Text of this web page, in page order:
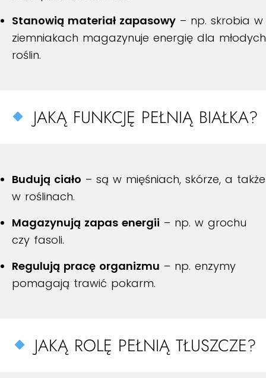
Stanowią materiał zapasowy – np. skrobia w
ziemniakach magazynuje energię dla młodych
roślin.
JAKĄ FUNKCJĘ PEŁNIĄ BIAŁKA?
Budują ciało – są w mięśniach, skórze, a także
w roślinach.
Magazynują zapas energii – np. w grochu
czy fasoli.
Regulują pracę organizmu – np. enzymy
pomagają trawić pokarm.
JAKĄ ROLĘ PEŁNIĄ TŁUSZCZE?